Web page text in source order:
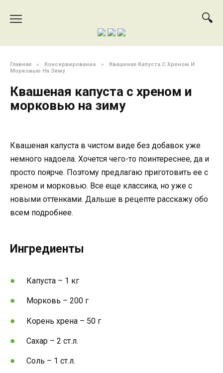
содержанию
Главная » Консервирование »
Квашеная Капуста С Хреном И
Морковью На Зиму
Квашеная капуста с хреном и
морковью на зиму
Квашеная капуста в чистом виде без добавок уже
немного надоела. Хочется чего-то поинтереснее, да и
просто поярче. Поэтому предлагаю приготовить ее с
хреном и морковью. Все еще классика, но уже с
новыми оттенками. Дальше в рецепте расскажу обо
всем подробнее.
Ингредиенты
Капуста – 1 кг
Морковь – 200 г
Корень хрена – 50 г
Сахар – 2 ст.л.
Соль – 1 ст.л.